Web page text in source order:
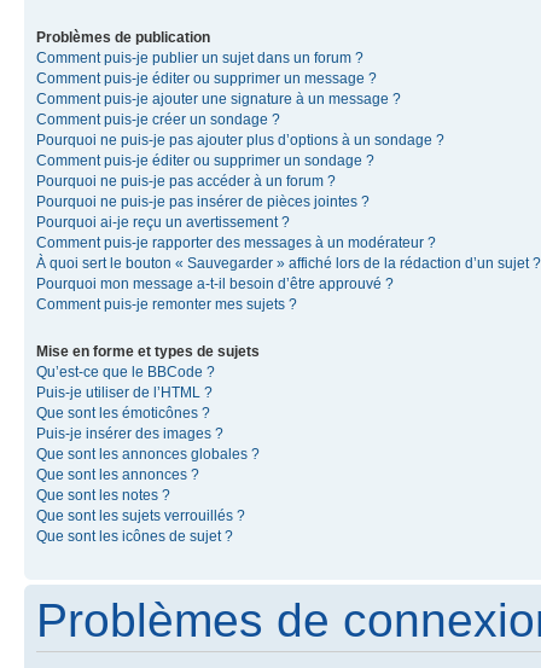
Problèmes de publication
Comment puis-je publier un sujet dans un forum ?
Comment puis-je éditer ou supprimer un message ?
Comment puis-je ajouter une signature à un message ?
Comment puis-je créer un sondage ?
Pourquoi ne puis-je pas ajouter plus d’options à un sondage ?
Comment puis-je éditer ou supprimer un sondage ?
Pourquoi ne puis-je pas accéder à un forum ?
Pourquoi ne puis-je pas insérer de pièces jointes ?
Pourquoi ai-je reçu un avertissement ?
Comment puis-je rapporter des messages à un modérateur ?
À quoi sert le bouton « Sauvegarder » affiché lors de la rédaction d’un sujet ?
Pourquoi mon message a-t-il besoin d’être approuvé ?
Comment puis-je remonter mes sujets ?
Mise en forme et types de sujets
Qu’est-ce que le BBCode ?
Puis-je utiliser de l’HTML ?
Que sont les émoticônes ?
Puis-je insérer des images ?
Que sont les annonces globales ?
Que sont les annonces ?
Que sont les notes ?
Que sont les sujets verrouillés ?
Que sont les icônes de sujet ?
Problèmes de